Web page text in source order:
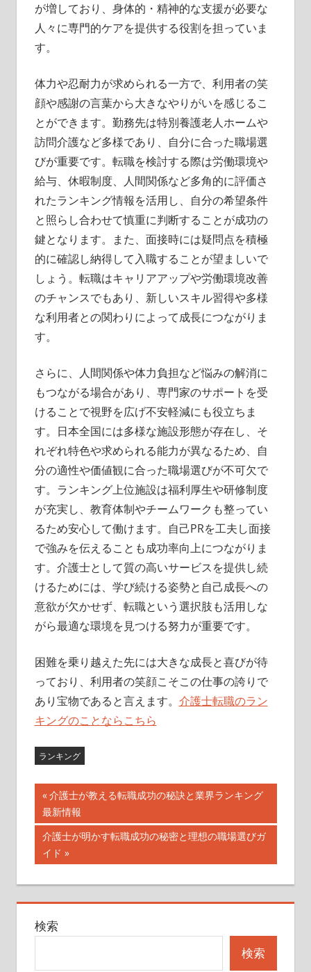
が増しており、身体的・精神的な支援が必要な
人々に専門的ケアを提供する役割を担っていま
す。
体力や忍耐力が求められる一方で、利用者の笑
顔や感謝の言葉から大きなやりがいを感じるこ
とができます。勤務先は特別養護老人ホームや
訪問介護など多様であり、自分に合った職場選
びが重要です。転職を検討する際は労働環境や
給与、休暇制度、人間関係など多角的に評価さ
れたランキング情報を活用し、自分の希望条件
と照らし合わせて慎重に判断することが成功の
鍵となります。また、面接時には疑問点を積極
的に確認し納得して入職することが望ましいで
しょう。転職はキャリアアップや労働環境改善
のチャンスでもあり、新しいスキル習得や多様
な利用者との関わりによって成長につながりま
す。
さらに、人間関係や体力負担など悩みの解消に
もつながる場合があり、専門家のサポートを受
けることで視野を広げ不安軽減にも役立ちま
す。日本全国には多様な施設形態が存在し、そ
れぞれ特色や求められる能力が異なるため、自
分の適性や価値観に合った職場選びが不可欠で
す。ランキング上位施設は福利厚生や研修制度
が充実し、教育体制やチームワークも整ってい
るため安心して働けます。自己PRを工夫し面接
で強みを伝えることも成功率向上につながりま
す。介護士として質の高いサービスを提供し続
けるためには、学び続ける姿勢と自己成長への
意欲が欠かせず、転職という選択肢も活用しな
がら最適な環境を見つける努力が重要です。
困難を乗り越えた先には大きな成長と喜びが待
っており、利用者の笑顔こそこの仕事の誇りで
あり宝物であると言えます。 介護士転職のラン
キングのことならこちら
ランキング
投
稿
ナ
ビ
ゲ
ー
前
の
記
事:
介護士が教える転職成功の秘訣と業界ランキング
最新情報
次
の
記
事:
介護士が明かす転職成功の秘密と理想の職場選びガ
イド
検索
検索